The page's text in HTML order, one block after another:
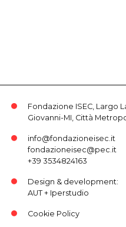
Fondazione ISEC, Largo
Giovanni-MI, Città
info@fondazioneisec.it
fondazioneisec@pec.it
+39 3534824163
Design & development:
AUT+ Iperstudio
Cookie Policy